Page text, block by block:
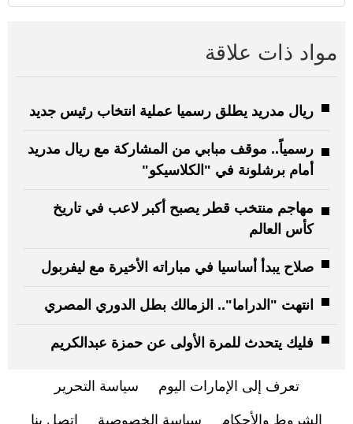
مواد ذات علاقة
ريال مدريد يطلق رسميا عملية انتخاب رئيس جديد
رسمياً.. موقف مبابي من المشاركة مع ريال مدريد
أمام برشلونة في "الكلاسيكو"
مهاجم منتخب قطر يصبح أكبر لاعب في تاريخ
كأس العالم
صلاح يبدأ أساسيا في مباراته الأخيرة مع ليفربول
انتهت "الدراما".. الزمالك بطل الدوري المصري
فليك يتحدث للمرة الأولى عن حمزة عبدالكريم
تعرف إلى الإمارات اليوم سياسة التحرير
الشروط والأحكام سياسة الخصوصية اتصل بنا